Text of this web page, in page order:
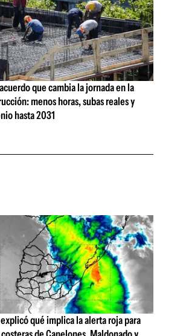
que cambia la jornada en la
menos horas, subas reales y
hasta 2031
qué implica la alerta roja para